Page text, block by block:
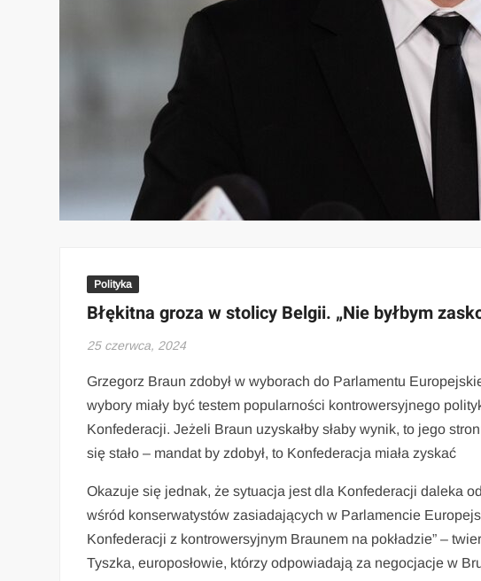
Polityka
Błękitna groza w stolicy Belgii. „Nie byłbym
25 czerwca, 2024
Grzegorz Braun zdobył w wyborach do Parlamentu
wybory miały być testem popularności kontrowersyjnego
Konfederacji. Jeżeli Braun uzyskałby słaby wynik, to jego
się stało – mandat by zdobył, to Konfederacja miała zyskać
Okazuje się jednak, że sytuacja jest dla Konfederacji daleka
wśród konserwatystów zasiadających w Parlamencie
Konfederacji z kontrowersyjnym Braunem na pokładzie” –
Tyszka, europosłowie, którzy odpowiadają za negocjacje w